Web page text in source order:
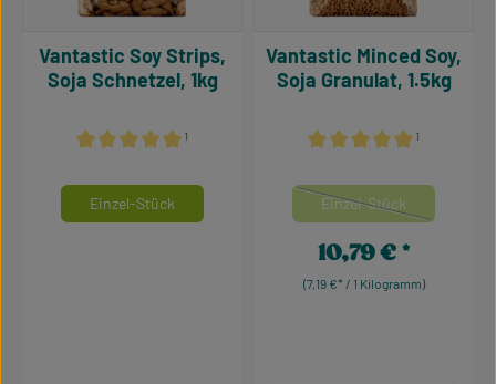
¹
Vantastic Soy Strips,
Soja Schnetzel, 1kg
Mengeneinheiten auswählen
Einzel-Stück
¹
Vantastic Minced Soy,
Soja Granulat, 1.5kg
Mengeneinheiten auswählen
Einzel-Stück
(Diese Option ist
(7,19 €* / 1 Kilogramm)
Regulärer Preis:
10,79 €